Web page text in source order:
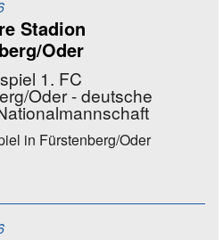
Stadion
Oder
1. FC
Oder - deutsche
in Fürstenberg/Oder